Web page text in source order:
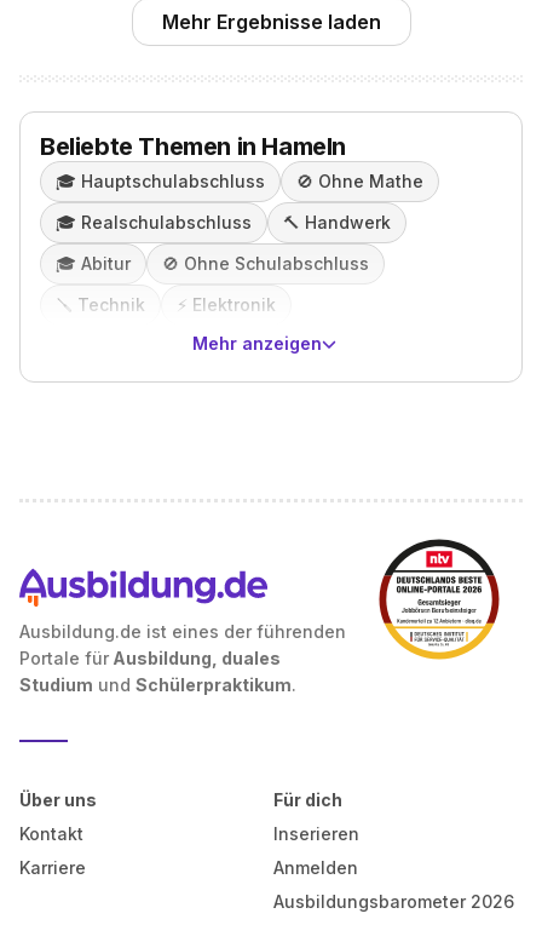
Mehr Ergebnisse laden
Beliebte Themen in Hameln
🎓️ Hauptschulabschluss 🚫 Ohne Mathe
🎓️ Realschulabschluss 🔨 Handwerk
🎓️ Abitur 🚫 Ohne Schulabschluss
🪛 Technik ⚡️ Elektronik
Mehr anzeigen
Ausbildung.de ist eines der führenden
Portale für Ausbildung, duales
Studium und Schülerpraktikum.
Über uns
Kontakt
Karriere
Für dich
Inserieren
Anmelden
Ausbildungsbarometer 2026